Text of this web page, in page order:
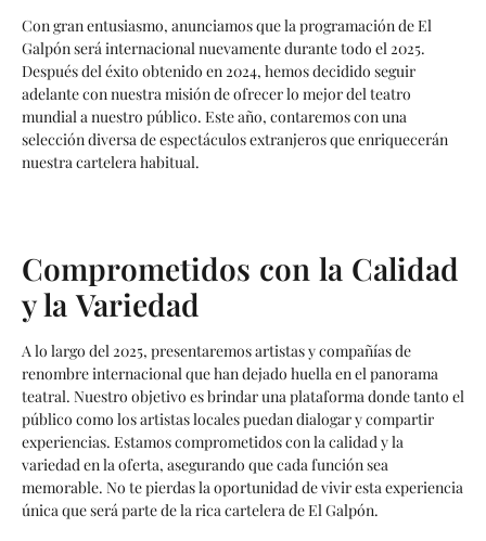
Con gran entusiasmo, anunciamos que la programación de El
Galpón será internacional nuevamente durante todo el 2025.
Después del éxito obtenido en 2024, hemos decidido seguir
adelante con nuestra misión de ofrecer lo mejor del teatro
mundial a nuestro público. Este año, contaremos con una
selección diversa de espectáculos extranjeros que enriquecerán
nuestra cartelera habitual.
Comprometidos con la Calidad
y la Variedad
A lo largo del 2025, presentaremos artistas y compañías de
renombre internacional que han dejado huella en el panorama
teatral. Nuestro objetivo es brindar una plataforma donde tanto el
público como los artistas locales puedan dialogar y compartir
experiencias. Estamos comprometidos con la calidad y la
variedad en la oferta, asegurando que cada función sea
memorable. No te pierdas la oportunidad de vivir esta experiencia
única que será parte de la rica cartelera de El Galpón.